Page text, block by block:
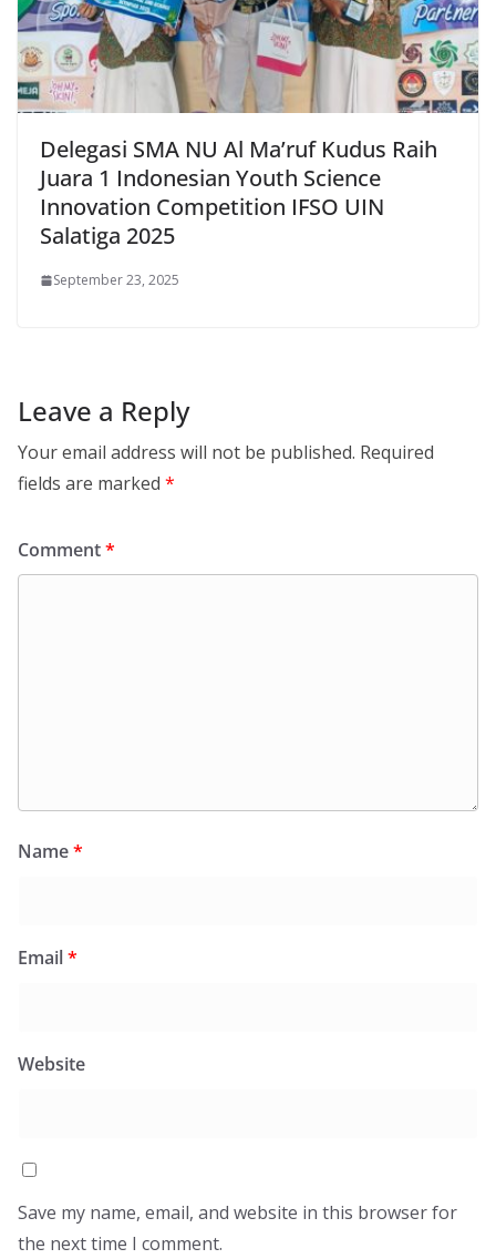
Delegasi SMA NU Al Ma’ruf Kudus Raih
Juara 1 Indonesian Youth Science
Innovation Competition IFSO UIN
Salatiga 2025
September 23, 2025
Leave a Reply
Your email address will not be published. Required
fields are marked *
Comment*
Name*
Email*
Website
Save my name, email, and website in this browser for
the next time I comment.